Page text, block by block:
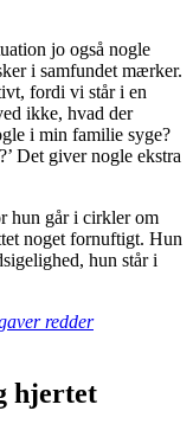
jo også nogle
i samfundet mærker.
fordi vi står i en
ikke, hvad der
i min familie syge?
Det giver nogle ekstra
hun går i cirkler om
noget fornuftigt. Hun
hun står i
redder
hjertet